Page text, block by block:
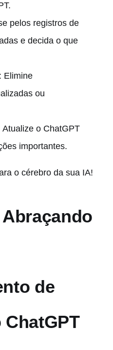
pelos registros de
e decida o que
Elimine
ou
Atualize o ChatGPT
importantes.
o cérebro da sua IA!
de